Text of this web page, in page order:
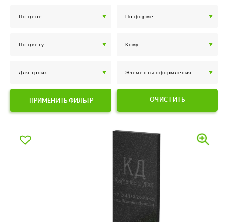
ПРИМЕНИТЬ ФИЛЬТР ОЧИСТИТЬ